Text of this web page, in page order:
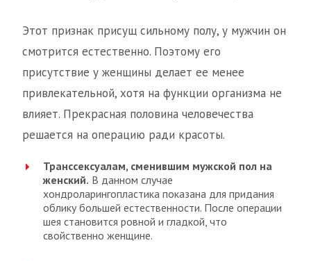
Этот признак присущ сильному полу, у мужчин он
смотрится естественно. Поэтому его
присутствие у женщины делает ее менее
привлекательной, хотя на функции организма не
влияет. Прекрасная половина человечества
решается на операцию ради красоты.
Транссексуалам, сменившим мужской пол на
женский. В данном случае
хондроларингопластика показана для придания
облику большей естественности. После операции
шея становится ровной и гладкой, что
свойственно женщине.